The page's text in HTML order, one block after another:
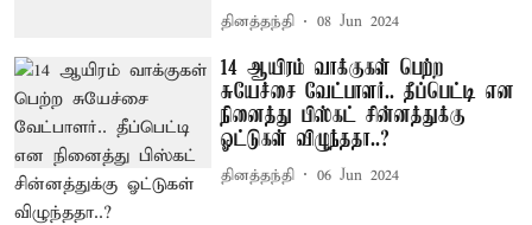
தினத்தந்தி 08 Jun 2024
14 ஆயிரம் வாக்குகள் பெற்ற
சுயேச்சை வேட்பாளர்.. தீப்பெட்டி என
நினைத்து பிஸ்கட் சின்னத்துக்கு
ஓட்டுகள் விழுந்ததா..?
தினத்தந்தி 06 Jun 2024